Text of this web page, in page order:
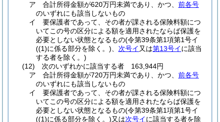
ア
合計所得金額が620万円未満であり、かつ、 前各号
のいずれにも該当しないもの
イ
要保護者であって、その者が課される保険料額につ
いてこの号の区分による額を適用されたならば保護を
必要としない状態となるもの(令第39条第1項第1号イ
((1)に係る部分を除く。) 次号イ 又は第13号イに該当
する者を除く。)
(12)
次のいずれかに該当する者 163,944円
ア
合計所得金額が720万円未満であり、かつ、 前各号
のいずれにも該当しないもの
イ
要保護者であって、その者が課される保険料額につ
いてこの号の区分による額を適用されたならば保護を
必要としない状態となるもの(令第39条第1項第1号イ
((1)に係る部分を除く。)又は次号イに該当する者を除